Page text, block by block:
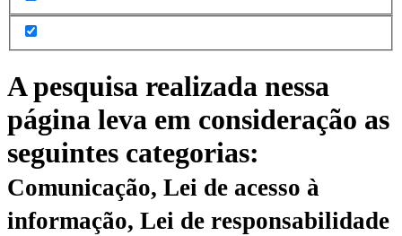
A pesquisa realizada nessa
página leva em consideração as
seguintes categorias:
Comunicação, Lei de acesso à
informação, Lei de responsabilidade